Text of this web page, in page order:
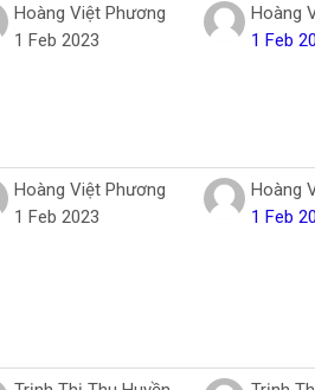
Hoàng Việt Phương
1 Feb 2023
Hoàng
1 Feb
Hoàng Việt Phương
1 Feb 2023
Hoàng
1 Feb